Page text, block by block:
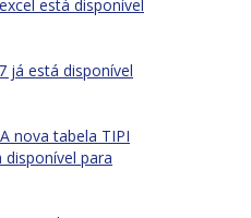
está disponível
já está disponível
nova tabela TIPI
para